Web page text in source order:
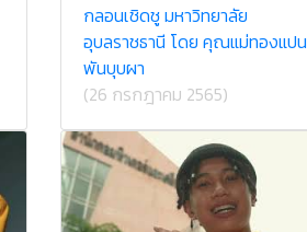
กลอนเชิดชู มหาวิทยาลัย
อุบลราชธานี โดย คุณแม่ทองแปน
พันบุบผา
(26 กรกฎาคม 2565)